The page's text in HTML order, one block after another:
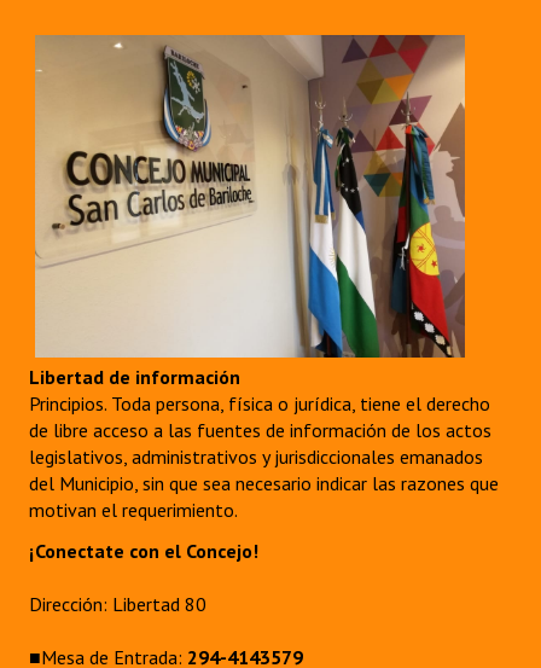
Libertad de información
Principios. Toda persona, física o jurídica, tiene el derecho
de libre acceso a las fuentes de información de los actos
legislativos, administrativos y jurisdiccionales emanados
del Municipio, sin que sea necesario indicar las razones que
motivan el requerimiento.
¡Conectate con el Concejo!
Dirección: Libertad 80
■Mesa de Entrada: 294-4143579